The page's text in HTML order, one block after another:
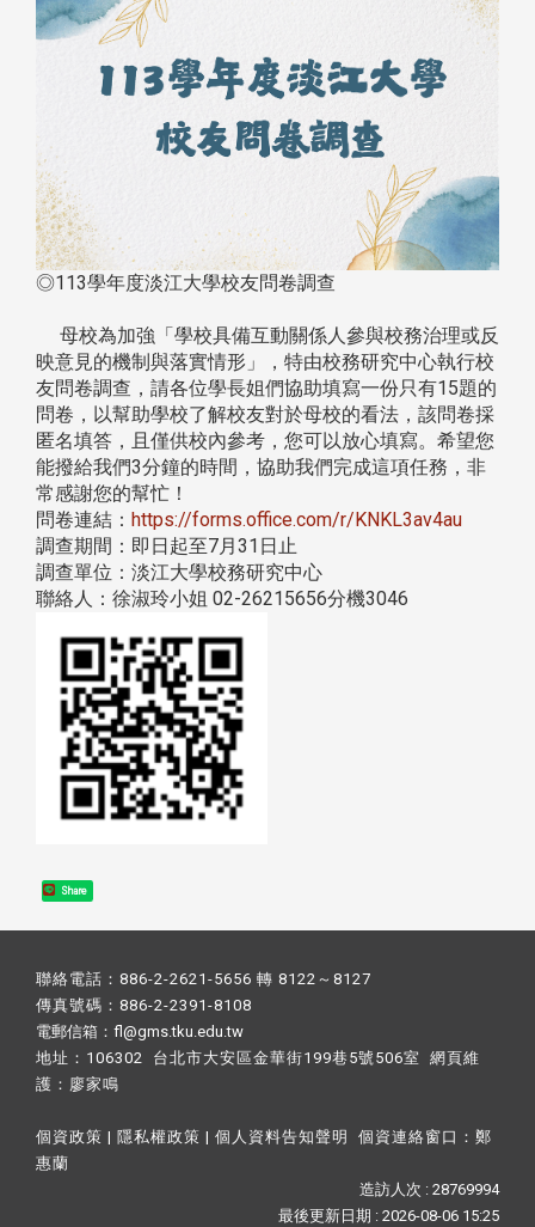
◎113學年度淡江大學校友問卷調查
母校為加強「學校具備互動關係人參與校務治理或反
映意見的機制與落實情形」，特由校務研究中心執行校
友問卷調查，請各位學長姐們協助填寫一份只有15題的
問卷，以幫助學校了解校友對於母校的看法，該問卷採
匿名填答，且僅供校內參考，您可以放心填寫。希望您
能撥給我們3分鐘的時間，協助我們完成這項任務，非
常感謝您的幫忙！
問卷連結： https://forms.office.com/r/KNKL3av4au
調查期間：即日起至7月31日止
調查單位：淡江大學校務研究中心
聯絡人：徐淑玲小姐 02-26215656分機3046
Share
聯絡電話：886-2-2621-5656 轉 8122～8127
傳真號碼：886-2-2391-8108
電郵信箱：fl@gms.tku.edu.tw
地址：106302 台北市大安區金華街199巷5號506室 網頁維
護： 廖家鳴​
個資政策 | 隱私權政策 | 個人資料告知聲明 個資連絡窗口： 鄭
惠蘭
造訪人次 : 28769994
最後更新日期 :2026-08-06 15:25